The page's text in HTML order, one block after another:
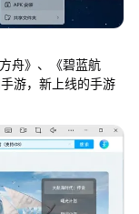
舟》、《碧蓝航
游，新上线的手游